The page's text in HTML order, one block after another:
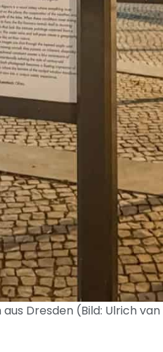
Dresden (Bild: Ulrich